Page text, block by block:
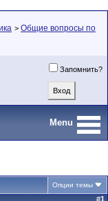
> Общие вопросы по
Запомнить?
Menu
Опции темы
#1